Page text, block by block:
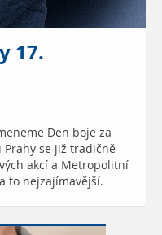
17.
Den boje za
se již tradičně
akcí a Metropolitní
to nejzajímavější.